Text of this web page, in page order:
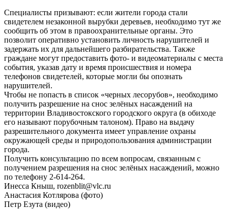
Специалисты призывают: если жители города стали
свидетелем незаконной вырубки деревьев, необходимо тут же
сообщить об этом в правоохранительные органы. Это
позволит оперативно установить личность нарушителей и
задержать их для дальнейшего разбирательства. Также
граждане могут предоставить фото- и видеоматериалы с места
события, указав дату и время происшествия и номера
телефонов свидетелей, которые могли бы опознать
нарушителей.
Чтобы не попасть в список «черных лесорубов», необходимо
получить разрешение на снос зелёных насаждений на
территории Владивостокского городского округа (в обиходе
его называют порубочным талоном). Право на выдачу
разрешительного документа имеет управление охраны
окружающей среды и природопользования администрации
города.
Получить консультацию по всем вопросам, связанным с
получением разрешения на снос зелёных насаждений, можно
по телефону 2-614-264.
Инесса Кныш, rozenblit@vlc.ru
Анастасия Котлярова (фото)
Петр Езута (видео)